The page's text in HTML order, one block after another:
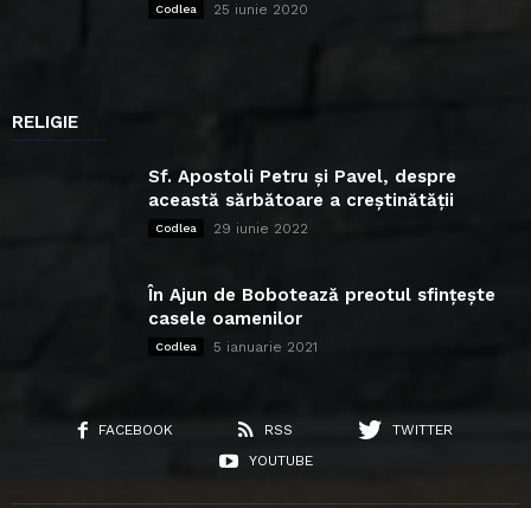
Codlea 25 iunie 2020
RELIGIE
Sf. Apostoli Petru și Pavel, despre
această sărbătoare a creștinătății
Codlea 29 iunie 2022
În Ajun de Bobotează preotul sfințește
casele oamenilor
Codlea 5 ianuarie 2021
FACEBOOK RSS
TWITTER
YOUTUBE